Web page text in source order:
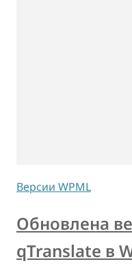
Версии WPML
Обновлена
qTranslate в